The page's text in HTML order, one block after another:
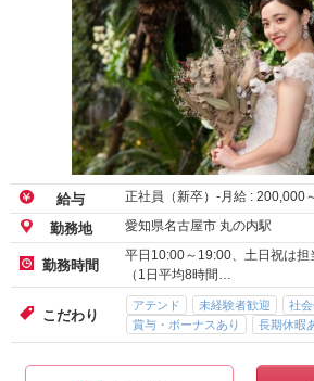
給与 正社員（新卒）-月給 : 200,000
勤務地 愛知県名古屋市 丸の内駅
勤務時間
平日10:00～19:00、土日祝は
（1日平均8時間…
こだわり
アテンド 未経験者歓迎
社
賞与・ボーナスあり
長期休暇